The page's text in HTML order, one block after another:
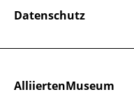
AlliiertenMuseum
Datenschutz